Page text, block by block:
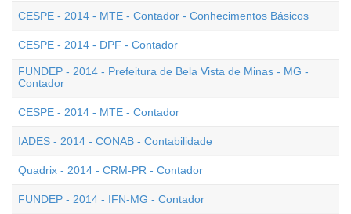
CESPE - 2014 - MTE - Contador - Conhecimentos Básicos
CESPE - 2014 - DPF - Contador
FUNDEP - 2014 - Prefeitura de Bela Vista de Minas - MG -
Contador
CESPE - 2014 - MTE - Contador
IADES - 2014 - CONAB - Contabilidade
Quadrix - 2014 - CRM-PR - Contador
FUNDEP - 2014 - IFN-MG - Contador